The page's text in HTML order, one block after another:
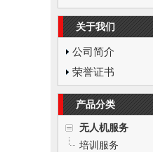
关于我们
公司简介
荣誉证书
产品分类
无人机服务
培训服务